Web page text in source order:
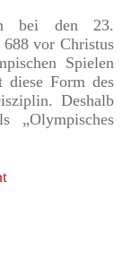
bei den 23.
vor Christus
Spielen
Form des
Deshalb
„Olympisches